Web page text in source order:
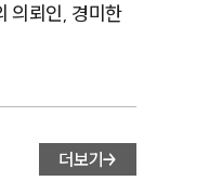
의뢰인, 경미한
더보기